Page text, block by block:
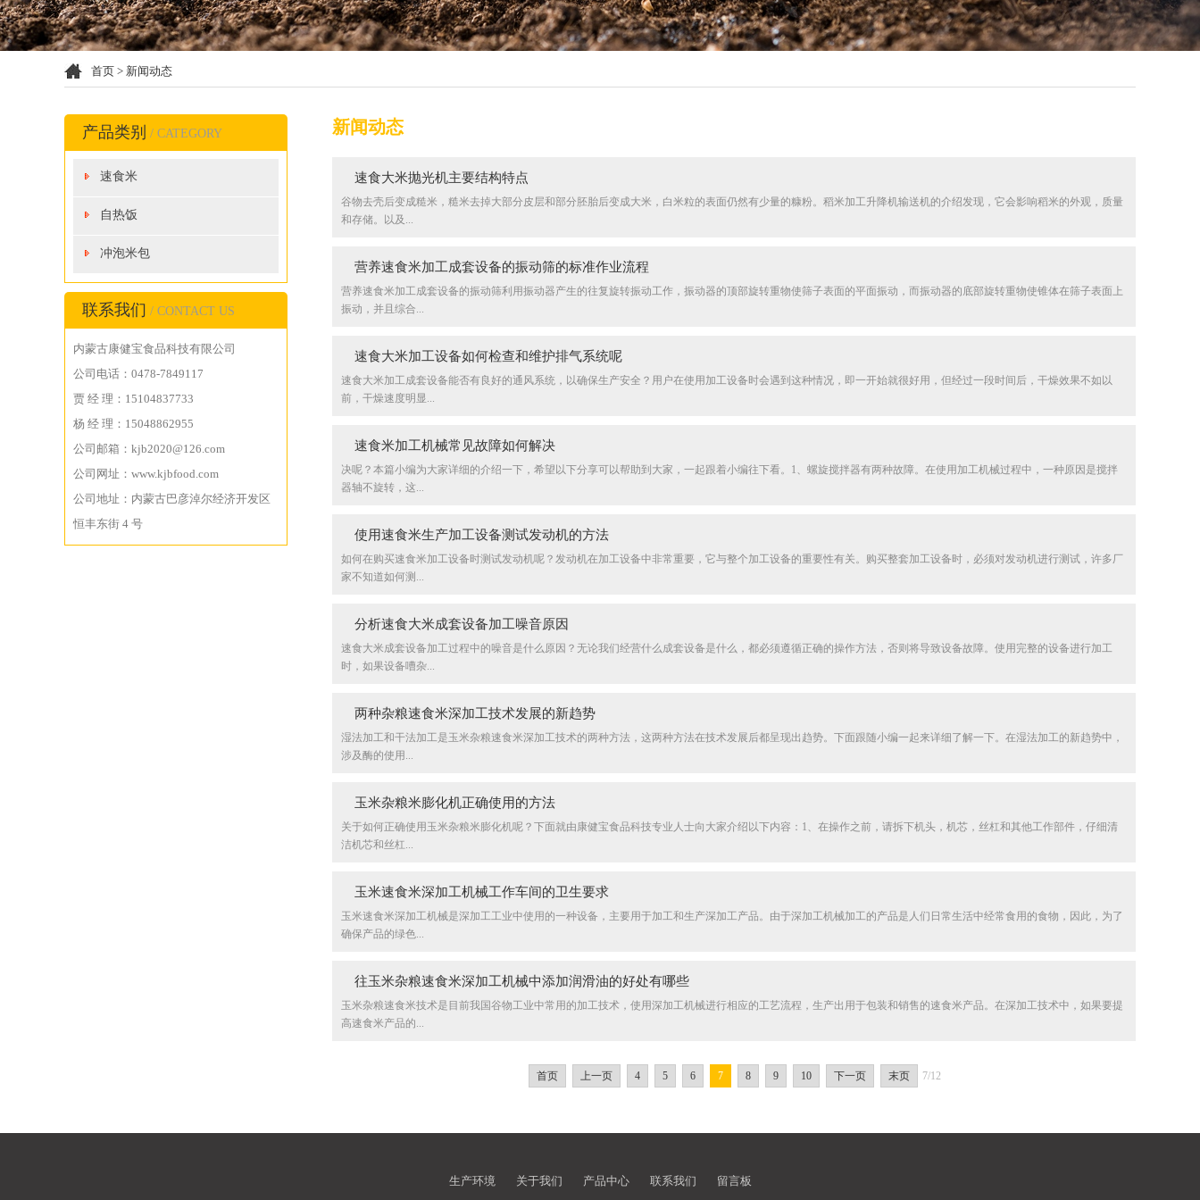
首页 > 新闻动态
产品类别 / CATEGORY
速食米
自热饭
冲泡米包
联系我们 / CONTACT US
内蒙古康健宝食品科技有限公司
公司电话：0478-7849117
贾 经 理：15104837733
杨 经 理：15048862955
公司邮箱：kjb2020@126.com
公司网址：www.kjbfood.com
公司地址：内蒙古巴彦淖尔经济开发区
恒丰东街 4 号
新闻动态
速食大米抛光机主要结构特点
谷物去壳后变成糙米，糙米去掉大部分皮层和部分胚胎后变成大米，白米粒的表面仍然有少量的糠粉。稻米加工升降机输送机的介绍发现，它会影响稻米的外观，质量
和存储。以及...
营养速食米加工成套设备的振动筛的标准作业流程
营养速食米加工成套设备的振动筛利用振动器产生的往复旋转振动工作，振动器的顶部旋转重物使筛子表面的平面振动，而振动器的底部旋转重物使锥体在筛子表面上
振动，并且综合...
速食大米加工设备如何检查和维护排气系统呢
速食大米加工成套设备能否有良好的通风系统，以确保生产安全？用户在使用加工设备时会遇到这种情况，即一开始就很好用，但经过一段时间后，干燥效果不如以
前，干燥速度明显...
速食米加工机械常见故障如何解决
决呢？本篇小编为大家详细的介绍一下，希望以下分享可以帮助到大家，一起跟着小编往下看。1、螺旋搅拌器有两种故障。在使用加工机械过程中，一种原因是搅拌
器轴不旋转，这...
使用速食米生产加工设备测试发动机的方法
如何在购买速食米加工设备时测试发动机呢？发动机在加工设备中非常重要，它与整个加工设备的重要性有关。购买整套加工设备时，必须对发动机进行测试，许多厂
家不知道如何测...
分析速食大米成套设备加工噪音原因
速食大米成套设备加工过程中的噪音是什么原因？无论我们经营什么成套设备是什么，都必须遵循正确的操作方法，否则将导致设备故障。使用完整的设备进行加工
时，如果设备嘈杂...
两种杂粮速食米深加工技术发展的新趋势
湿法加工和干法加工是玉米杂粮速食米深加工技术的两种方法，这两种方法在技术发展后都呈现出趋势。下面跟随小编一起来详细了解一下。在湿法加工的新趋势中，
涉及酶的使用...
玉米杂粮米膨化机正确使用的方法
关于如何正确使用玉米杂粮米膨化机呢？下面就由康健宝食品科技专业人士向大家介绍以下内容：1、在操作之前，请拆下机头，机芯，丝杠和其他工作部件，仔细清
洁机芯和丝杠...
玉米速食米深加工机械工作车间的卫生要求
玉米速食米深加工机械是深加工工业中使用的一种设备，主要用于加工和生产深加工产品。由于深加工机械加工的产品是人们日常生活中经常食用的食物，因此，为了
确保产品的绿色...
往玉米杂粮速食米深加工机械中添加润滑油的好处有哪些
玉米杂粮速食米技术是目前我国谷物工业中常用的加工技术，使用深加工机械进行相应的工艺流程，生产出用于包装和销售的速食米产品。在深加工技术中，如果要提
高速食米产品的...
首页 上一页 4 5 6 7 8 9 10 下一页 末页 7/12
生产环境 关于我们 产品中心 联系我们 留言板